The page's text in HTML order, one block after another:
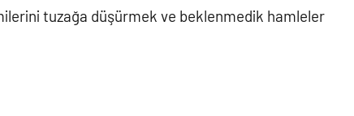
tuzağa düşürmek ve beklenmedik hamleler